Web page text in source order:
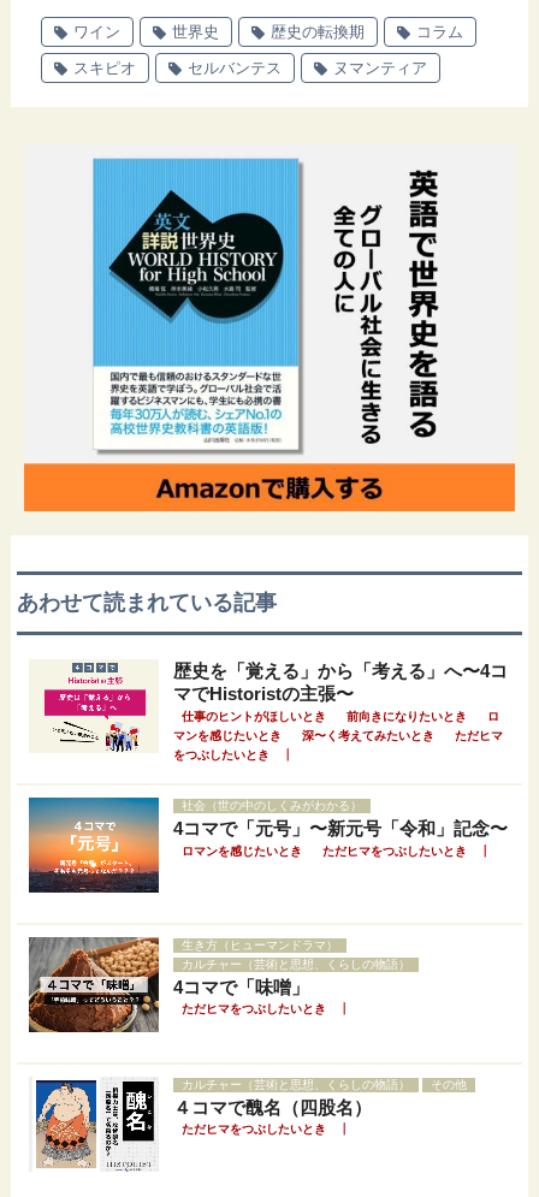
ワイン 世界史 歴史の転換期
コラム
スキピオ
セルバンテス ヌマンティア
あわせて読まれている記事
歴史を「覚える」から「考える」へ〜4コ
マでHistoristの主張〜
仕事のヒントがほしいとき 前向きになりたいとき
ロ
マンを感じたいとき
深〜く考えてみたいとき
ただヒマ
をつぶしたいとき
社会（世の中のしくみがわかる）
4コマで「元号」〜新元号「令和」記念〜
ロマンを感じたいとき ただヒマをつぶしたいとき
生き方（ヒューマンドラマ）
カルチャー（芸術と思想、くらしの物語）
4コマで「味噌」
ただヒマをつぶしたいとき
カルチャー（芸術と思想、くらしの物語） その他
４コマで醜名（四股名）
ただヒマをつぶしたいとき